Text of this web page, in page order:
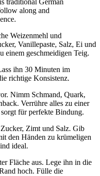
Weizenmehl und
Vanillepaste, Salz, Ei und
einem geschmeidigen Teig.
ihn 30 Minuten im
richtige Konsistenz.
Nimm Schmand, Quark,
Verrühre alles zu einer
für perfekte Bindung.
Zimt und Salz. Gib
den Händen zu krümeligen
ideal.
Fläche aus. Lege ihn in die
hoch. Fülle die